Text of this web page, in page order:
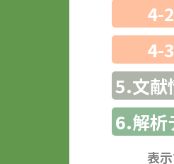
4-
4-
5.文献
6.解析
表